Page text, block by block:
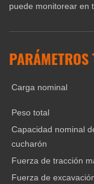
puede monitorear en
Carga nominal
Peso total
Capacidad nominal
cucharón
Fuerza de tracción
Fuerza de